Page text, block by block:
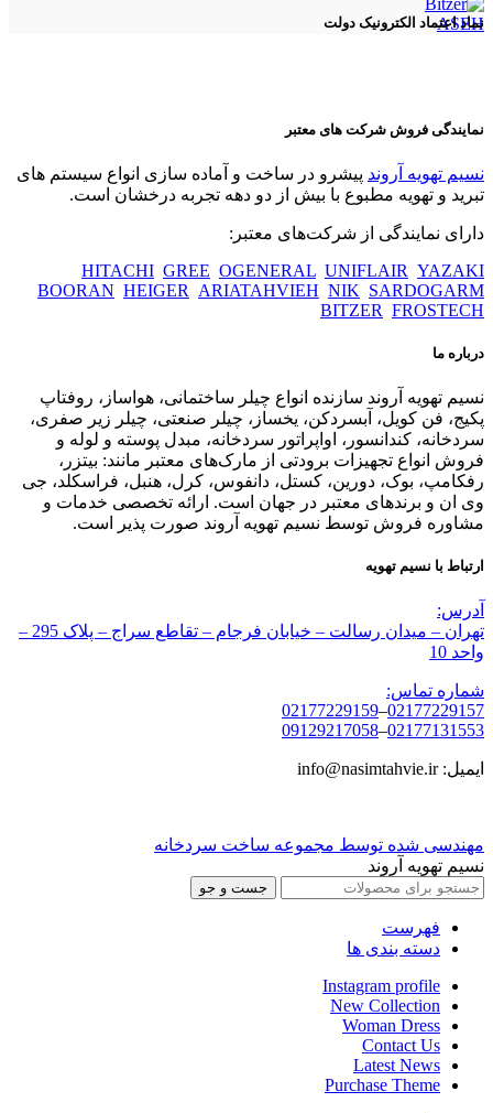
ASEH
نماد اعتماد الکترونیک دولت
نمایندگی فروش شرکت های معتبر
نسیم تهویه آروند پیشرو در ساخت و آماده سازی انواع سیستم های
تبرید و تهویه مطبوع با بیش از دو دهه تجربه درخشان است.
دارای نمایندگی از شرکت‌های معتبر:
HITACHI GREE OGENERAL UNIFLAIR YAZAKI
BOORAN HEIGER ARIATAHVIEH NIK SARDOGARM
BITZER FROSTECH
درباره ما
نسیم تهویه آروند سازنده انواع چیلر ساختمانی، هواساز، روفتاپ
پکیج، فن کویل، آبسردکن، یخساز، چیلر صنعتی، چیلر زیر صفری،
سردخانه، کندانسور، اواپراتور سردخانه، مبدل پوسته و لوله و
فروش انواع تجهیزات برودتی از مارک‌های معتبر مانند: بیتزر،
رفکامپ، بوک، دورین، کستل، دانفوس، کرل، هنبل، فراسکلد، جی
وی ان و برندهای معتبر در جهان است. ارائه تخصصی خدمات و
مشاوره فروش توسط نسیم تهویه آروند صورت پذیر است.
ارتباط با نسیم تهویه
آدرس:
تهران – میدان رسالت – خیابان فرجام – تقاطع سراج – پلاک 295 –
واحد 10
شماره تماس:
02177229157
–
02177229159
02177131553
–
09129217058
ایمیل: info@nasimtahvie.ir
مهندسی شده توسط مجموعه ساخت سردخانه
نسیم تهویه آروند
جست و جو
فهرست
دسته بندی ها
Instagram profile
New Collection
Woman Dress
Contact Us
Latest News
Purchase Theme